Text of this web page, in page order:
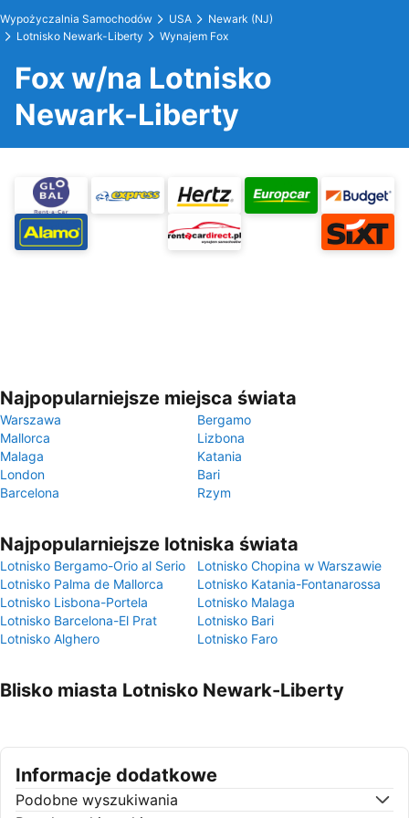
Wypożyczalnia Samochodów USA
Newark (NJ)
Lotnisko Newark-Liberty
Wynajem Fox
Fox w/na Lotnisko
Newark-Liberty
Najpopularniejsze miejsca świata
Warszawa
Bergamo
Mallorca
Lizbona
Malaga
Katania
London
Bari
Barcelona
Rzym
Najpopularniejsze lotniska świata
Lotnisko Bergamo-Orio al Serio
Lotnisko Chopina w Warszawie
Lotnisko Palma de Mallorca
Lotnisko Katania-Fontanarossa
Lotnisko Lisbona-Portela
Lotnisko Malaga
Lotnisko Barcelona-El Prat
Lotnisko Bari
Lotnisko Alghero
Lotnisko Faro
Blisko miasta Lotnisko Newark-Liberty
Informacje dodatkowe
Podobne wyszukiwania